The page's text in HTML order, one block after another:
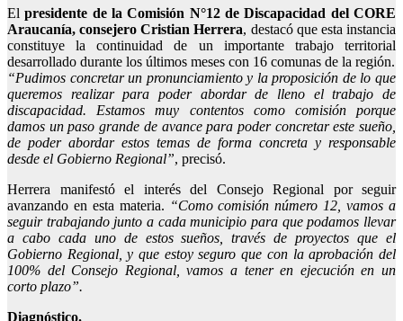
Elpresidente de la Comisión N°12 de Discapacidad del CORE
Araucanía, consejero Cristian Herrera, destacó que esta instancia
constituye la continuidad de un importante trabajo territorial
desarrollado durante los últimos meses con 16 comunas de la región.
“Pudimos concretar un pronunciamiento y la proposición de lo que
queremos realizar para poder abordar de lleno el trabajo de
discapacidad. Estamos muy contentos como comisión porque
damos un paso grande de avance para poder concretar este sueño,
de poder abordar estos temas de forma concreta y responsable
desde el Gobierno Regional”, precisó.
Herrera manifestó el interés del Consejo Regional por seguir
avanzando en esta materia. “Como comisión número 12, vamos a
seguir trabajando junto a cada municipio para que podamos llevar
a cabo cada uno de estos sueños, través de proyectos que el
Gobierno Regional, y que estoy seguro que con la aprobación del
100% del Consejo Regional, vamos a tener en ejecución en un
corto plazo”.
Diagnóstico.